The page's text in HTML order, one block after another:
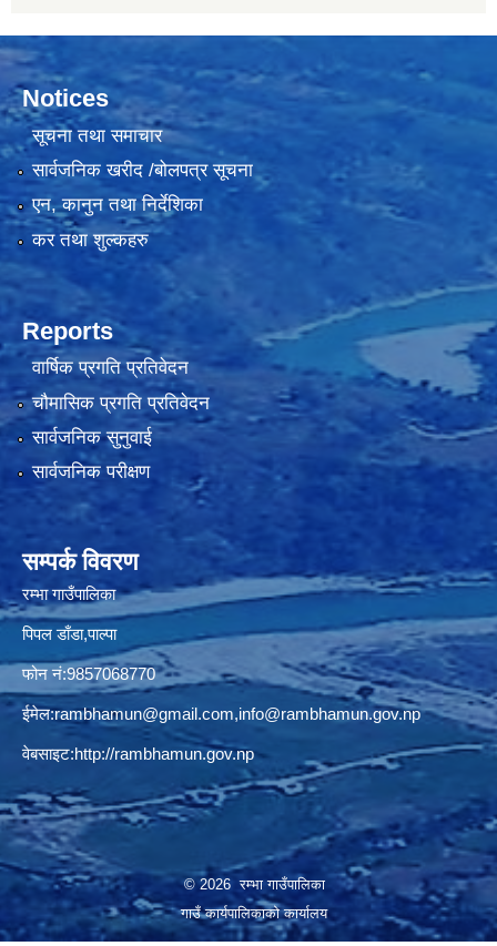
Notices
सूचना तथा समाचार
सार्वजनिक खरीद /बोलपत्र सूचना
एन, कानुन तथा निर्देशिका
कर तथा शुल्कहरु
Reports
वार्षिक प्रगति प्रतिवेदन
चौमासिक प्रगति प्रतिवेदन
सार्वजनिक सुनुवाई
सार्वजनिक परीक्षण
सम्पर्क विवरण
रम्भा गाउँपालिका
पिपल डाँडा,पाल्पा
फोन नं:9857068770
ईमेल:rambhamun@gmail.com,info@rambhamun.gov.np
वेबसाइट:http://rambhamun.gov.np
© 2026 रम्भा गाउँपालिका
गाउँ कार्यपालिकाको कार्यालय